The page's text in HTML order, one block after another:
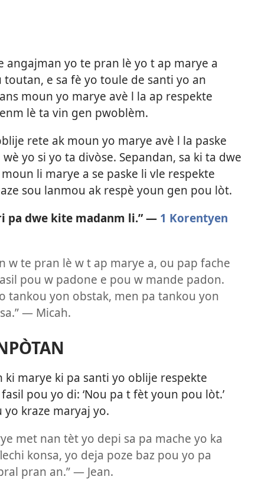
angajman yo te pran lè yo t ap marye a
e sa fè yo toule de santi yo an
moun yo marye avè l la ap respekte
lè ta vin gen pwoblèm.
rete ak moun yo marye avè l la paske
yo si yo ta divòse. Sepandan, sa ki ta dwe
li marye a se paske li vle respekte
sou lanmou ak respè youn gen pou lòt.
pa dwe kite madanm li.” — 1 Korentyen
w te pran lè w t ap marye a, ou pap fache
pou w padone e pou w mande padon.
tankou yon obstak, men pa tankou yon
— Micah.
marye ki pa santi yo oblije respekte
pou yo di: ‘Nou pa t fèt youn pou lòt.’
yo kraze maryaj yo.
met nan tèt yo depi sa pa mache yo ka
konsa, yo deja poze baz pou yo pa
pran an.” — Jean.